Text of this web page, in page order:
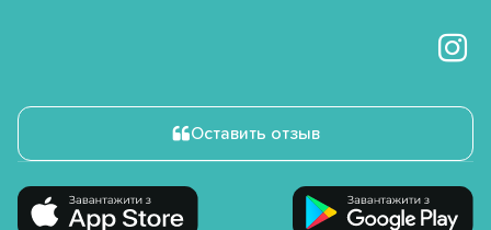
Оставить отзыв